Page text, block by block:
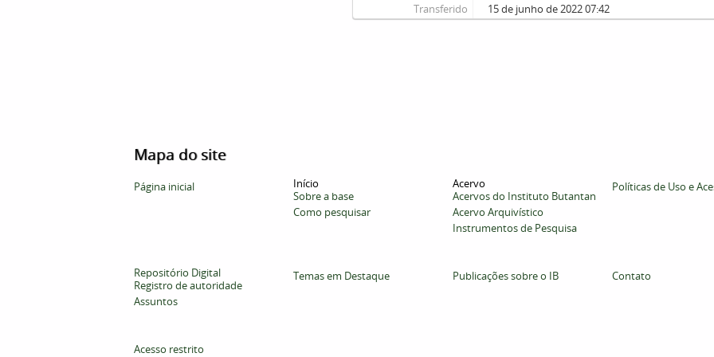
Transferido 15 de junho de 2022 07:42
Mapa do site
Página inicial
Início
Sobre a base
Como pesquisar
Acervo
Acervos do Instituto Butantan
Acervo Arquivístico
Instrumentos de Pesquisa
Políticas de Uso e
Repositório Digital
Registro de autoridade
Assuntos
Temas em Destaque Publicações sobre o IB Contato
Acesso restrito